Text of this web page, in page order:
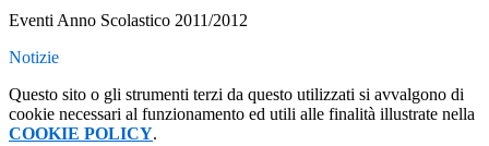
Eventi Anno Scolastico 2011/2012
Notizie
Questo sito o gli strumenti terzi da questo utilizzati si avvalgono di
cookie necessari al funzionamento ed utili alle finalità illustrate nella
COOKIE POLICY.